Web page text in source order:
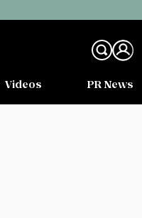
Videos PR News